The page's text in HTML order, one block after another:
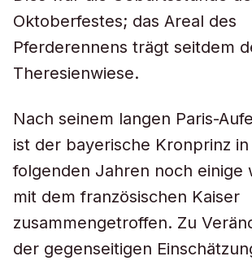
Oktoberfestes; das Areal des
Pferderennens trägt seitdem
Theresienwiese.
Nach seinem langen Paris-
ist der bayerische Kronprinz
folgenden Jahren noch einige
mit dem französischen Kaiser
zusammengetroffen. Zu
der gegenseitigen